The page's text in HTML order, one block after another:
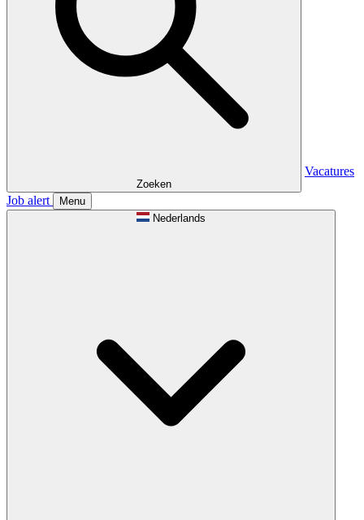
Zoeken
Vacatures
Job alert
Menu
Nederlands